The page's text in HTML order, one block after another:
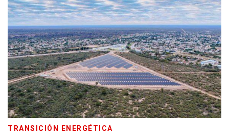
TRANSICIÓN ENERGÉTICA